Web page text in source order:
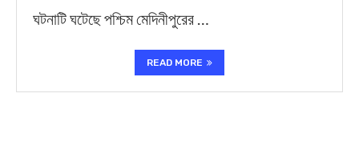
ঘটনাটি ঘটেছে পশ্চিম মেদিনীপুরের …
READ MORE